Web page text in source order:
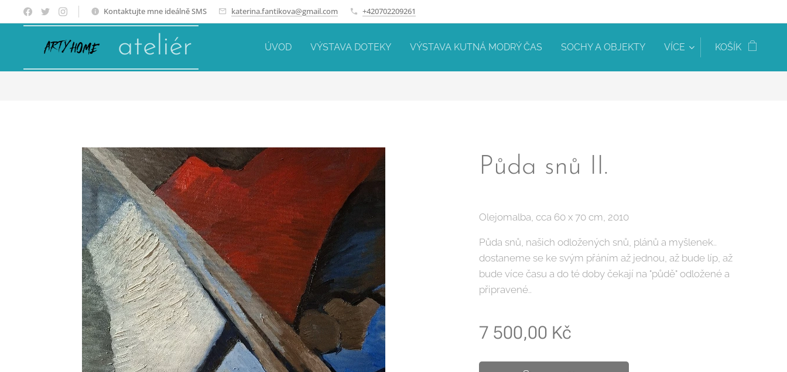
Kontaktujte mne ideálně SMS katerina.fantikova@gmail.com +420702209261
ateliér ÚVOD VÝSTAVA DOTEKY VÝSTAVA KUTNÁ MODRÝ ČAS SOCHY A OBJEKTY VÍCE KOŠÍK
Půda snů II.
Olejomalba, cca 60 x 70 cm, 2010
Půda snů, našich odložených snů, plánů a myšlenek..
dostaneme se ke svým přáním až jednou, až bude líp, až
bude více času a do té doby čekají na "půdě" odložené a
připravené..
7 500,00 Kč